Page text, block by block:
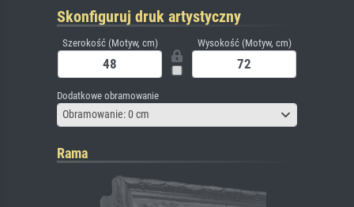
Skonfiguruj druk artystyczny
Szerokość (Motyw, cm) Wysokość (Motyw, cm)
Dodatkowe obramowanie
Obramowanie: 0 cm
Rama